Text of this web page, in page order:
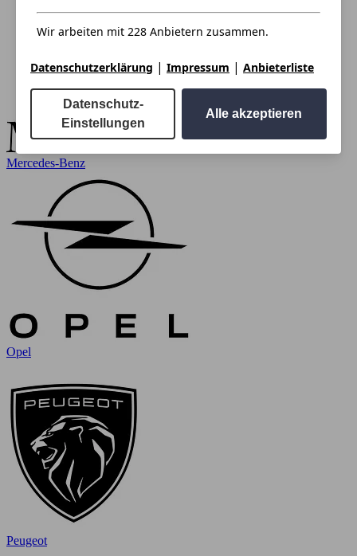
Mercedes-Benz
Opel
Peugeot
Wir arbeiten mit 228 Anbietern zusammen.
Datenschutzerklärung | Impressum | Anbieterliste
Datenschutz-
Einstellungen
Alle akzeptieren